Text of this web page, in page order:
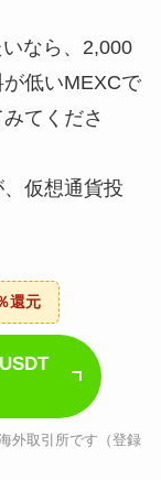
なら、2,000
低いMEXCで
てくださ
、仮想通貨投
還元
外取引所です（登録